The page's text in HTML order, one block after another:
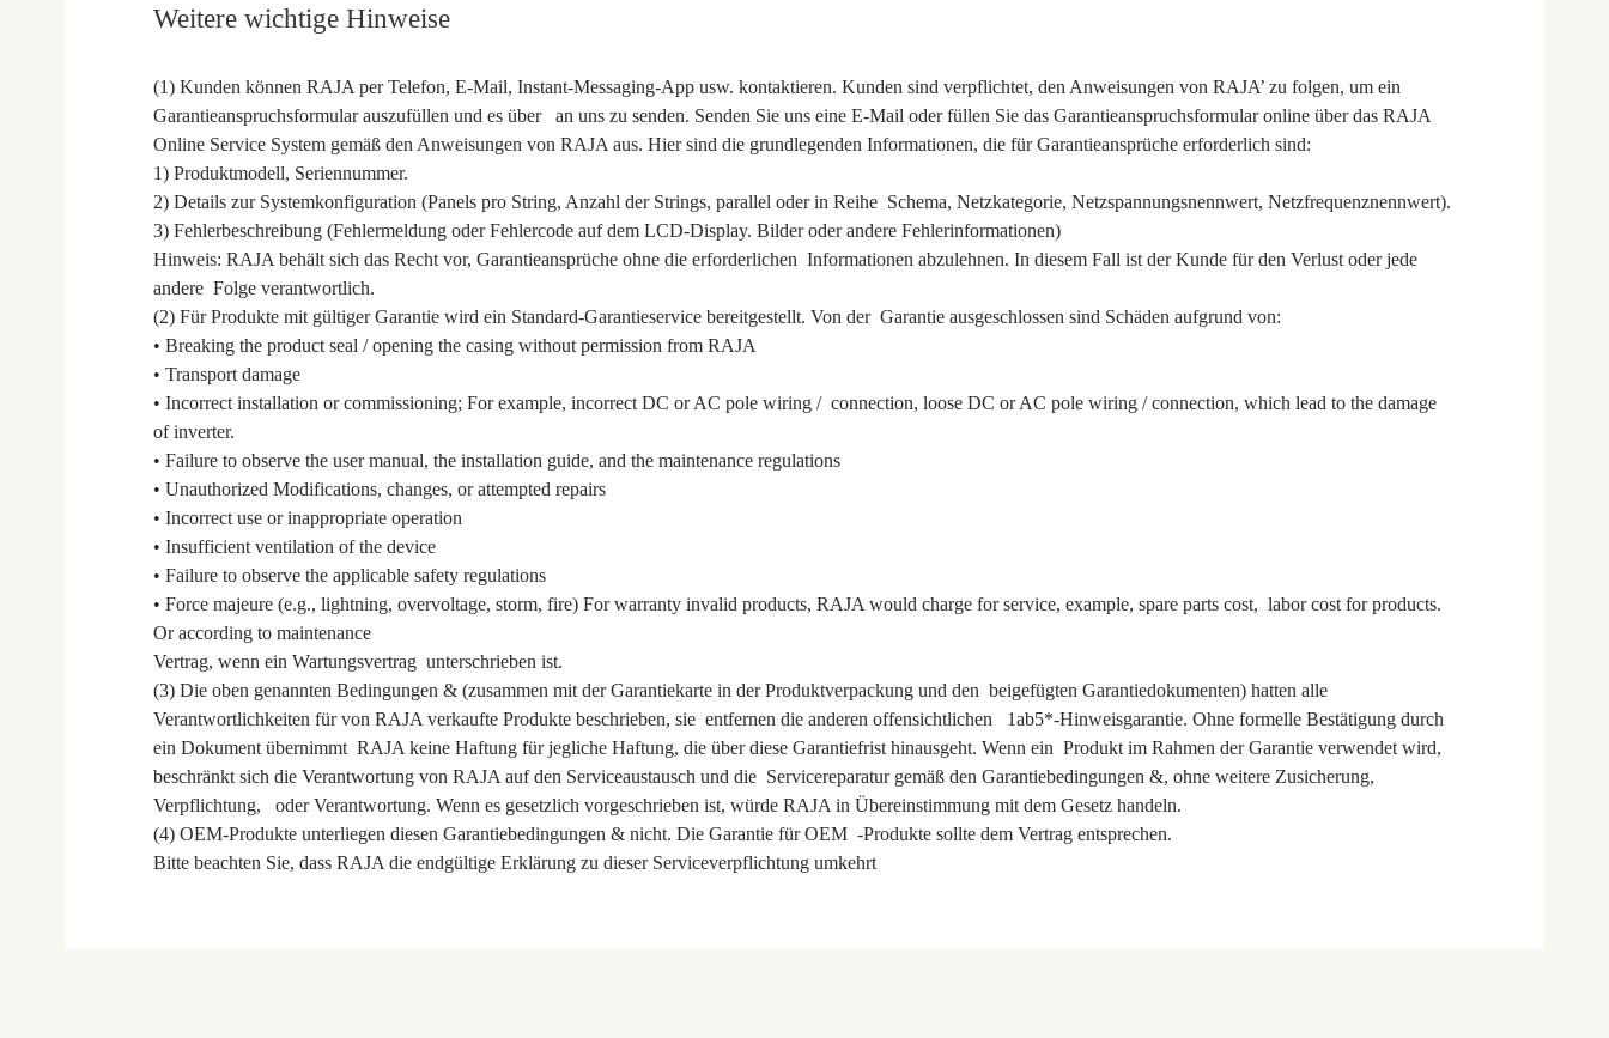
Weitere wichtige Hinweise
(1) Kunden können RAJA per Telefon, E-Mail, Instant-Messaging-App usw. kontaktieren. Kunden sind verpflichtet, den Anweisungen von RAJA’ zu folgen, um ein
Garantieanspruchsformular auszufüllen und es über an uns zu senden. Senden Sie uns eine E-Mail oder füllen Sie das Garantieanspruchsformular online über das RAJA
Online Service System gemäß den Anweisungen von RAJA aus. Hier sind die grundlegenden Informationen, die für Garantieansprüche erforderlich sind:
1) Produktmodell, Seriennummer.
2) Details zur Systemkonfiguration (Panels pro String, Anzahl der Strings, parallel oder in Reihe Schema, Netzkategorie, Netzspannungsnennwert, Netzfrequenznennwert).
3) Fehlerbeschreibung (Fehlermeldung oder Fehlercode auf dem LCD-Display. Bilder oder andere Fehlerinformationen)
Hinweis: RAJA behält sich das Recht vor, Garantieansprüche ohne die erforderlichen Informationen abzulehnen. In diesem Fall ist der Kunde für den Verlust oder jede
andere Folge verantwortlich.
(2) Für Produkte mit gültiger Garantie wird ein Standard-Garantieservice bereitgestellt. Von der Garantie ausgeschlossen sind Schäden aufgrund von:
• Breaking the product seal / opening the casing without permission from RAJA
• Transport damage
• Incorrect installation or commissioning; For example, incorrect DC or AC pole wiring / connection, loose DC or AC pole wiring / connection, which lead to the damage
of inverter.
• Failure to observe the user manual, the installation guide, and the maintenance regulations
• Unauthorized Modifications, changes, or attempted repairs
• Incorrect use or inappropriate operation
• Insufficient ventilation of the device
• Failure to observe the applicable safety regulations
• Force majeure (e.g., lightning, overvoltage, storm, fire) For warranty invalid products, RAJA would charge for service, example, spare parts cost, labor cost for products.
Or according to maintenance
Vertrag, wenn ein Wartungsvertrag unterschrieben ist.
(3) Die oben genannten Bedingungen & (zusammen mit der Garantiekarte in der Produktverpackung und den beigefügten Garantiedokumenten) hatten alle
Verantwortlichkeiten für von RAJA verkaufte Produkte beschrieben, sie entfernen die anderen offensichtlichen 1ab5*-Hinweisgarantie. Ohne formelle Bestätigung durch
ein Dokument übernimmt RAJA keine Haftung für jegliche Haftung, die über diese Garantiefrist hinausgeht. Wenn ein Produkt im Rahmen der Garantie verwendet wird,
beschränkt sich die Verantwortung von RAJA auf den Serviceaustausch und die Servicereparatur gemäß den Garantiebedingungen &, ohne weitere Zusicherung,
Verpflichtung, oder Verantwortung. Wenn es gesetzlich vorgeschrieben ist, würde RAJA in Übereinstimmung mit dem Gesetz handeln.
(4) OEM-Produkte unterliegen diesen Garantiebedingungen & nicht. Die Garantie für OEM -Produkte sollte dem Vertrag entsprechen.
Bitte beachten Sie, dass RAJA die endgültige Erklärung zu dieser Serviceverpflichtung umkehrt